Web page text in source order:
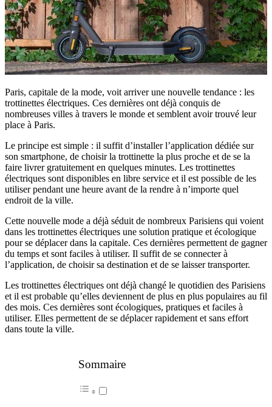
Paris, capitale de la mode, voit arriver une nouvelle tendance : les
trottinettes électriques. Ces dernières ont déjà conquis de
nombreuses villes à travers le monde et semblent avoir trouvé leur
place à Paris.
Le principe est simple : il suffit d’installer l’application dédiée sur
son smartphone, de choisir la trottinette la plus proche et de se la
faire livrer gratuitement en quelques minutes. Les trottinettes
électriques sont disponibles en libre service et il est possible de les
utiliser pendant une heure avant de la rendre à n’importe quel
endroit de la ville.
Cette nouvelle mode a déjà séduit de nombreux Parisiens qui voient
dans les trottinettes électriques une solution pratique et écologique
pour se déplacer dans la capitale. Ces dernières permettent de gagner
du temps et sont faciles à utiliser. Il suffit de se connecter à
l’application, de choisir sa destination et de se laisser transporter.
Les trottinettes électriques ont déjà changé le quotidien des Parisiens
et il est probable qu’elles deviennent de plus en plus populaires au fil
des mois. Ces dernières sont écologiques, pratiques et faciles à
utiliser. Elles permettent de se déplacer rapidement et sans effort
dans toute la ville.
Sommaire